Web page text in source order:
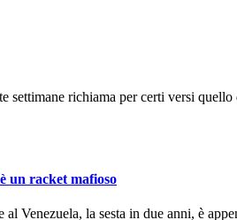
richiama per certi versi quello
un racket mafioso
Venezuela, la sesta in due anni, è